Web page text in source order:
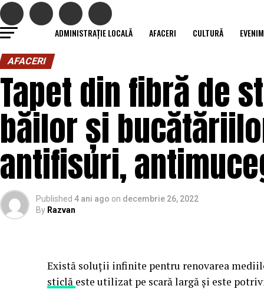
ADMINISTRAȚIE LOCALĂ AFACERI CULTURĂ
AFACERI
Tapet din fibră de
băilor și
antifisuri,
Published 4 ani ago on decembrie 26, 2022
By Razvan
Există soluții infinite pentru renovarea
sticlă este utilizat pe scară largă și este